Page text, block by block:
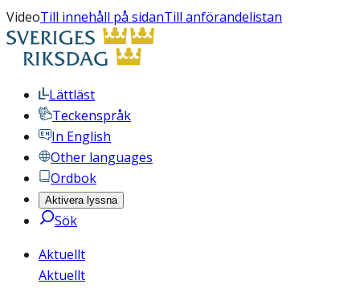
VideoTill innehåll på sidanTill anförandelistan
Lättläst
Teckenspråk
In English
Other languages
Ordbok
Aktivera lyssna
Sök
Aktuellt
Aktuellt